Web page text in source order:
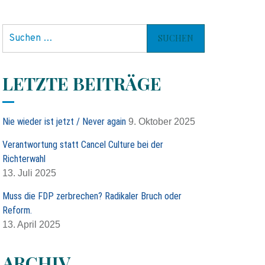
e
n
n
c
h
:
LETZTE BEITRÄGE
Nie wieder ist jetzt / Never again 9. Oktober 2025
Verantwortung statt Cancel Culture bei der
Richterwahl
13. Juli 2025
Muss die FDP zerbrechen? Radikaler Bruch oder
Reform.
13. April 2025